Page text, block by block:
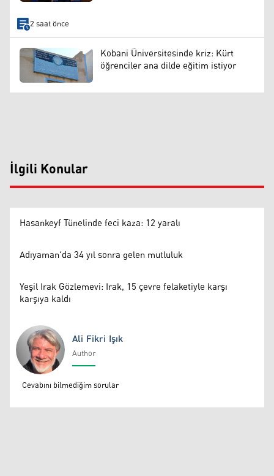
2 saat önce
Kobani Üniversitesinde kriz: Kürt
öğrenciler ana dilde eğitim istiyor
İlgili Konular
Hasankeyf Tünelinde feci kaza: 12 yaralı
Adıyaman'da 34 yıl sonra gelen mutluluk
Yeşil Irak Gözlemevi: Irak, 15 çevre felaketiyle karşı
karşıya kaldı
Ali Fikri Işık
Ali Fikri Işık
Author
Cevabını bilmediğim sorular